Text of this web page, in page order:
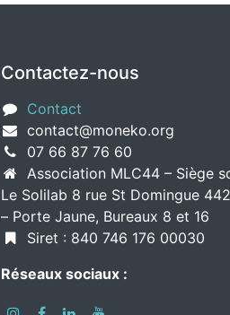
Contactez-nous
Contact
contact@moneko.org
07 66 87 76 60
Association MLC44 – Siège
Le Solilab 8 rue St Domingue
– Porte Jaune, Bureaux 8 et 16
Siret : 840 746 176 00030
Réseaux sociaux :